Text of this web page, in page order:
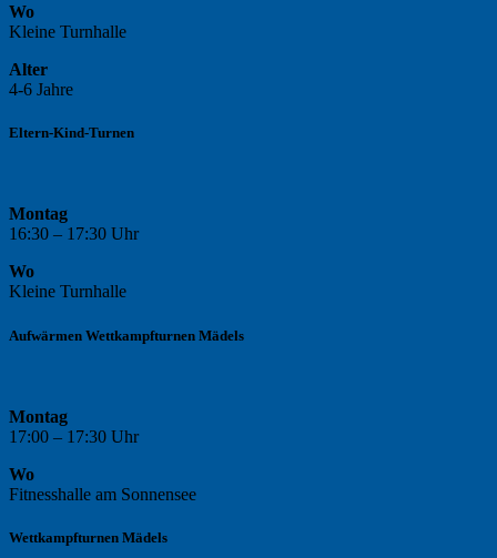
Wo
Kleine Turnhalle
Alter
4-6 Jahre
Eltern-Kind-Turnen
Montag
16:30 – 17:30 Uhr
Wo
Kleine Turnhalle
Aufwärmen Wettkampfturnen Mädels
Montag
17:00 – 17:30 Uhr
Wo
Fitnesshalle am Sonnensee
Wettkampfturnen Mädels